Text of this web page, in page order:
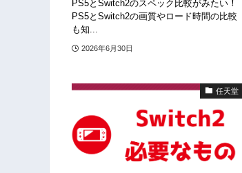
PS5とSwitch2のスペック比較がみたい！
PS5とSwitch2の画質やロード時間の比較
も知...
2026年6月30日
任天堂